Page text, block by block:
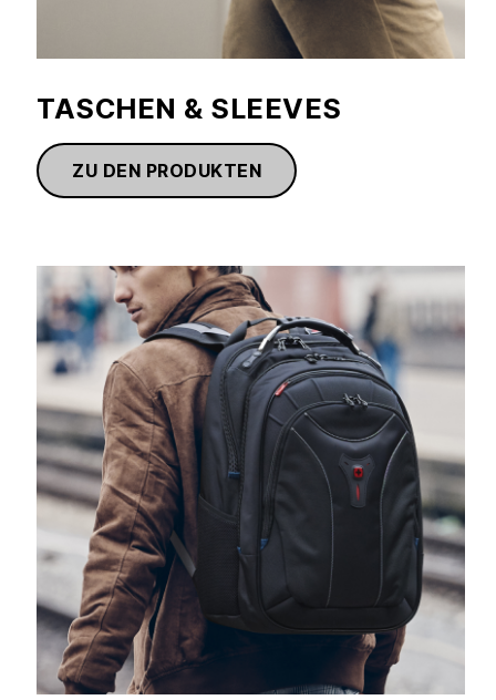
TASCHEN & SLEEVES
ZU DEN PRODUKTEN